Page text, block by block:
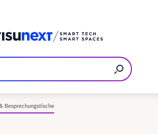
Besprechungstische